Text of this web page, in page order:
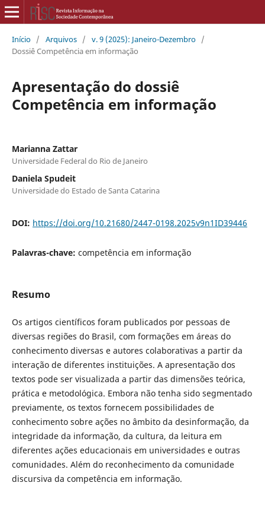
Início / Arquivos / v. 9 (2025): Janeiro-Dezembro /
Dossiê Competência em informação
Apresentação do dossiê
Competência em informação
Marianna Zattar
Universidade Federal do Rio de Janeiro
Daniela Spudeit
Universidade do Estado de Santa Catarina
DOI: https://doi.org/10.21680/2447-0198.2025v9n1ID39446
Palavras-chave: competência em informação
Resumo
Os artigos científicos foram publicados por pessoas de
diversas regiões do Brasil, com formações em áreas do
conhecimento diversas e autores colaborativas a partir da
interação de diferentes instituições. A apresentação dos
textos pode ser visualizada a partir das dimensões teórica,
prática e metodológica. Embora não tenha sido segmentado
previamente, os textos fornecem possibilidades de
conhecimento sobre ações no âmbito da desinformação, da
integridade da informação, da cultura, da leitura em
diferentes ações educacionais em universidades e outras
comunidades. Além do reconhecimento da comunidade
discursiva da competência em informação.